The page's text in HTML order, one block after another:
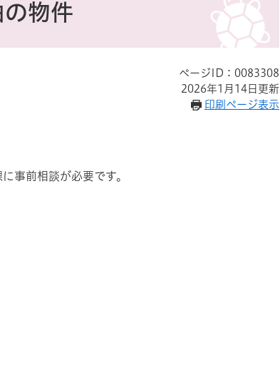
物件
ページID：0083308
2026年1月14日更新
印刷ページ表示
事前相談が必要です。